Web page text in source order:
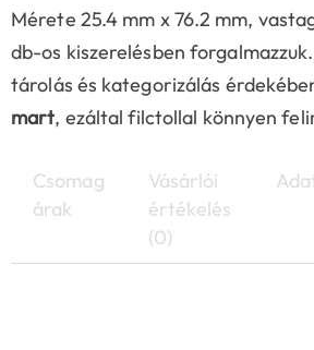
Mérete 25.4 mm x 76.2 mm,
db-os kiszerelésben
tárolás és kategorizálás
mart, ezáltal filctollal könnyen
Csomag
árak
Vásárlói
értékelés
(0)